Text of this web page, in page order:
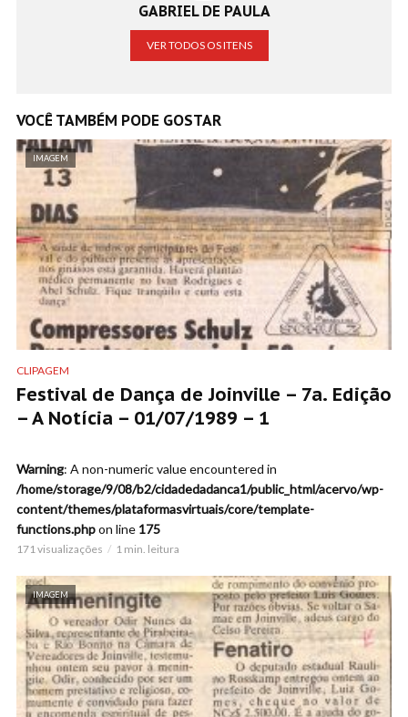
GABRIEL DE PAULA
VER TODOS OS ITENS
VOCÊ TAMBÉM PODE GOSTAR
IMAGEM
CLIPAGEM
Festival de Dança de Joinville – 7a. Edição
– A Notícia – 01/07/1989 – 1
Warning: A non-numeric value encountered in
/home/storage/9/08/b2/cidadedadanca1/public_html/acervo/wp-
content/themes/plataformasvirtuais/core/template-
functions.phpon line 175
171 visualizações 1 min. leitura
IMAGEM